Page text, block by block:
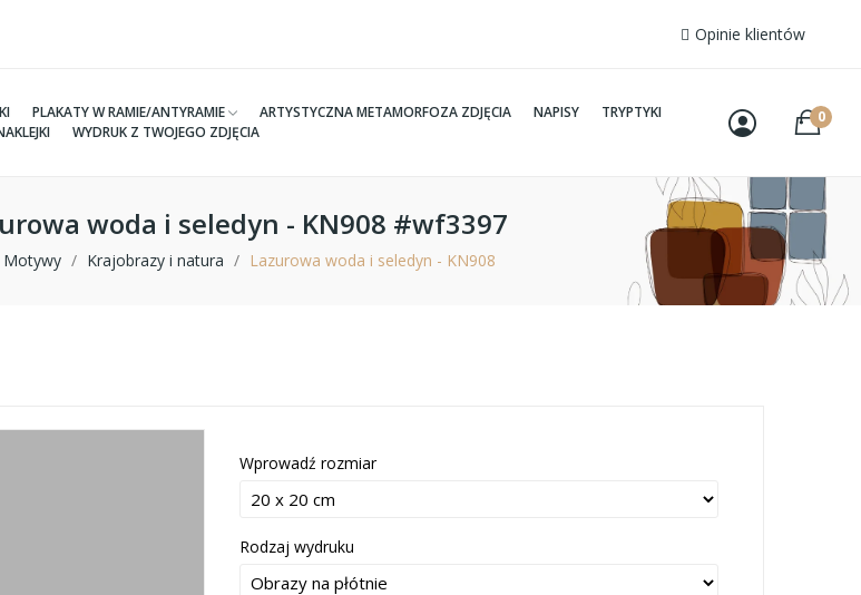
Opinie klientów
PLAKATY W RAMIE/ANTYRAMIE ARTYSTYCZNA METAMORFOZA ZDJĘCIA NAPISY
TRYPTYKI
WYDRUK Z TWOJEGO ZDJĘCIA
0
woda i seledyn - KN908 #wf3397
Motywy Krajobrazy i natura Lazurowa woda i seledyn - KN908
Wprowadź rozmiar
Rodzaj wydruku